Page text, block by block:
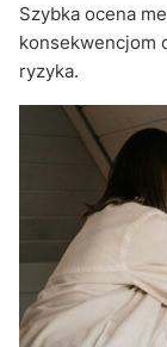
Szybka ocena
konsekwencjom
ryzyka.